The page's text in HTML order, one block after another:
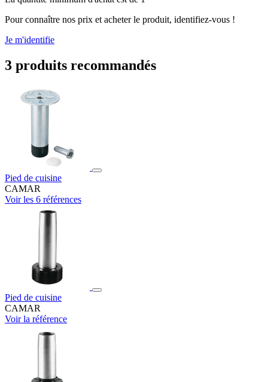
Pour connaître nos prix et acheter le produit, identifiez-vous !
Je m'identifie
3 produits recommandés
Pied de cuisine
CAMAR
Voir les 6 références
Pied de cuisine
CAMAR
Voir la référence